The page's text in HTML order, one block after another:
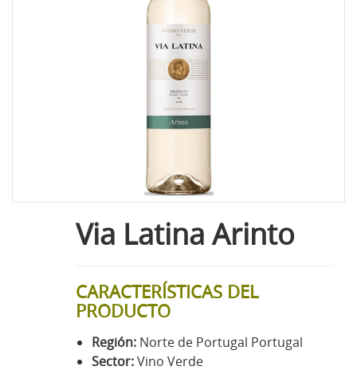
Via Latina Arinto
CARACTERÍSTICAS DEL
PRODUCTO
Región: Norte de Portugal Portugal
Sector:Vino Verde